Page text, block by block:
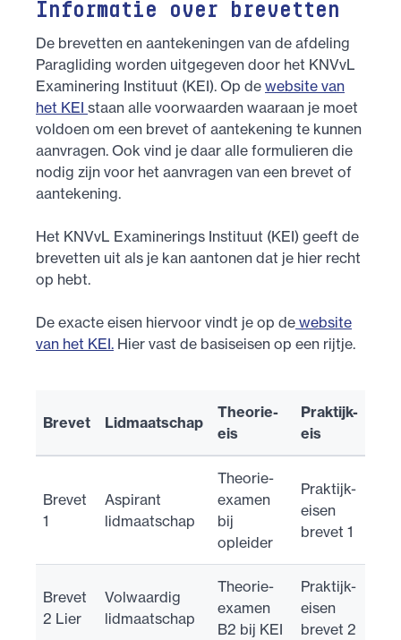
Informatie over brevetten
De brevetten en aantekeningen van de afdeling
Paragliding worden uitgegeven door het KNVvL
Examinering Instituut (KEI). Op de website van
het KEI staan alle voorwaarden waaraan je moet
voldoen om een brevet of aantekening te kunnen
aanvragen. Ook vind je daar alle formulieren die
nodig zijn voor het aanvragen van een brevet of
aantekening.
Het KNVvL Examinerings Instituut (KEI) geeft de
brevetten uit als je kan aantonen dat je hier recht
op hebt.
De exacte eisen hiervoor vindt je op de website
van het KEI. Hier vast de basiseisen op een rijtje.
Brevet Lidmaatschap
Theorie-
eis
Praktijk-
eis
Brevet
1
Aspirant
lidmaatschap
Theorie-
examen
bij
opleider
Praktijk-
eisen
brevet 1
Brevet
2 Lier
Volwaardig
lidmaatschap
Theorie-
examen
B2 bij KEI
Praktijk-
eisen
brevet 2